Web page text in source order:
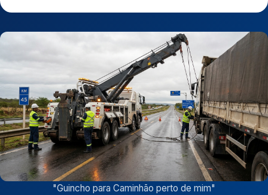
"Guincho para Caminhão perto de mim"